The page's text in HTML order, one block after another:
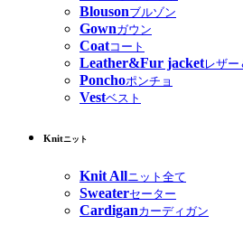
Blousonブルゾン
Gownガウン
Coatコート
Leather&Fur jacketレザー
Ponchoポンチョ
Vestベスト
Knitニット
Knit Allニット全て
Sweaterセーター
Cardiganカーディガン